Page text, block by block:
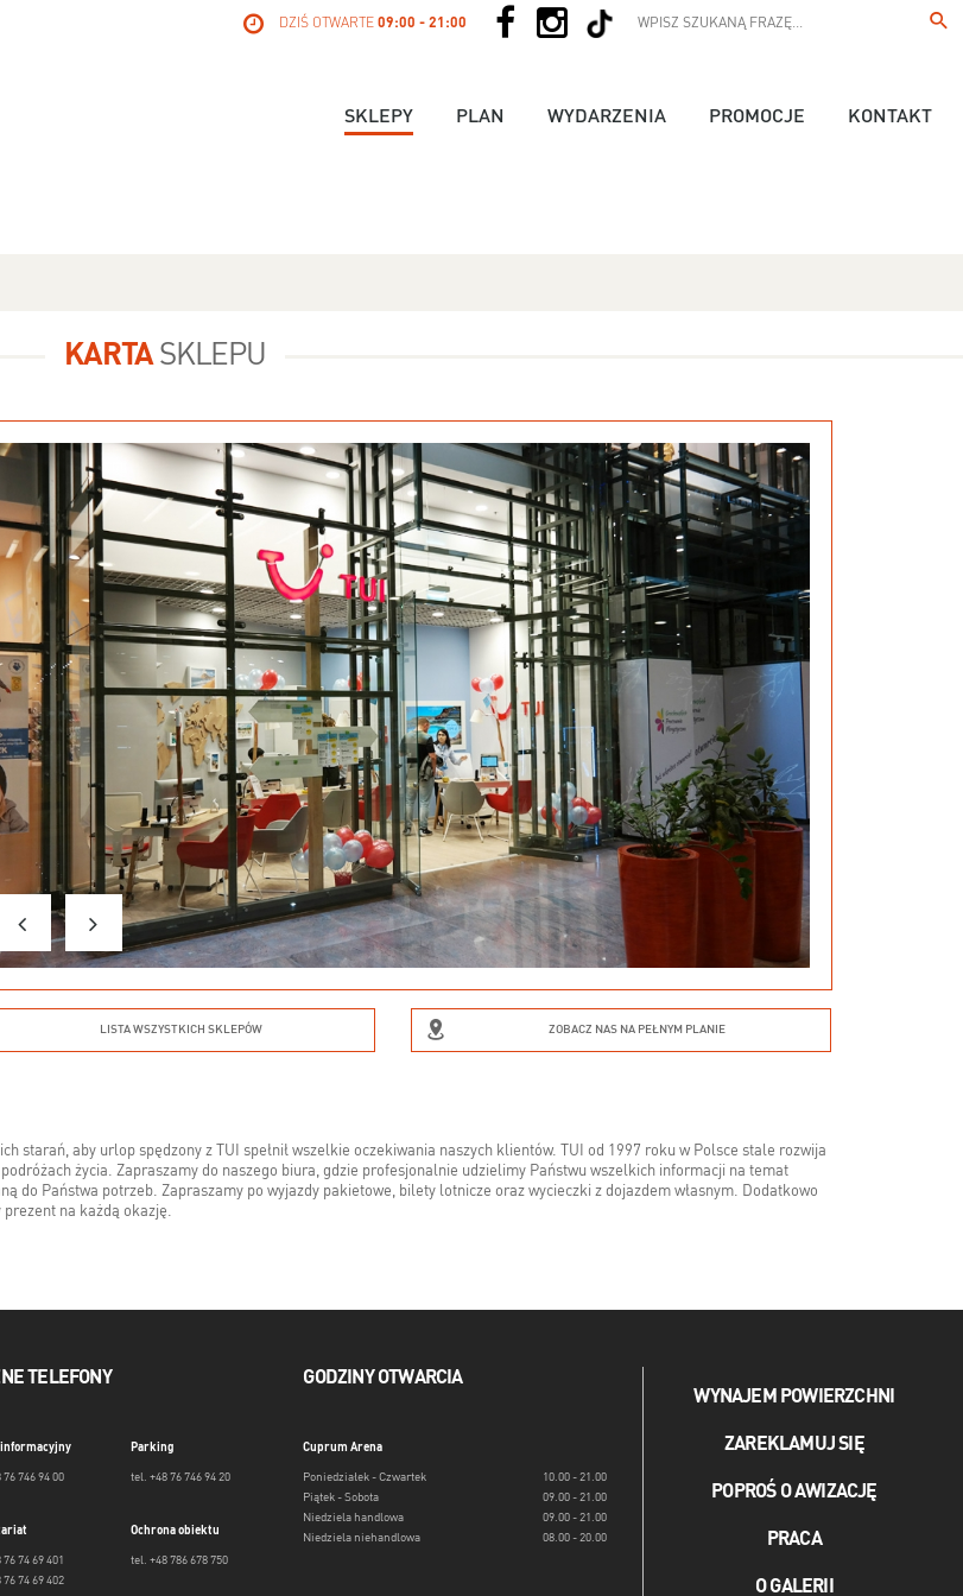
DZIŚ OTWARTE 09:00 - 21:00
SKLEPY PLAN WYDARZENIA PROMOCJE KONTAKT
KARTASKLEPU
LISTA WSZYSTKICH SKLEPÓW ZOBACZ NAS NA PEŁNYM PLANIE
starań, aby urlop spędzony z TUI spełnił wszelkie oczekiwania naszych klientów. TUI od 1997 roku w Polsce stale rozwija
życia. Zapraszamy do naszego biura, gdzie profesjonalnie udzielimy Państwu wszelkich informacji na temat
do Państwa potrzeb. Zapraszamy po wyjazdy pakietowe, bilety lotnicze oraz wycieczki z dojazdem własnym. Dodatkowo
na każdą okazję.
TELEFONY
76 746 94 00
Parking
tel. +48 76 746 94 20
74 69 401
76 74 69 402
Ochrona obiektu
tel. +48 786 678 750
GODZINY OTWARCIA
Cuprum Arena
Poniedziałek - Czwartek
10.00 - 21.00
Piątek - Sobota
09.00 - 21.00
Niedziela handlowa
09.00 - 21.00
Niedziela niehandlowa
08.00 - 20.00
WYNAJEM POWIERZCHNI
ZAREKLAMUJ SIĘ
POPROŚ O AWIZACJĘ
PRACA
O GALERII